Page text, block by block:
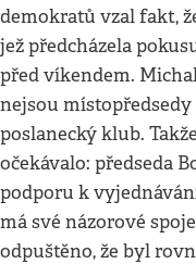
demokratů vzal fakt,
jež předcházela
před víkendem.
nejsou
poslanecký klub.
očekávalo: předseda
podporu k
má své názorové
odpuštěno, že byl